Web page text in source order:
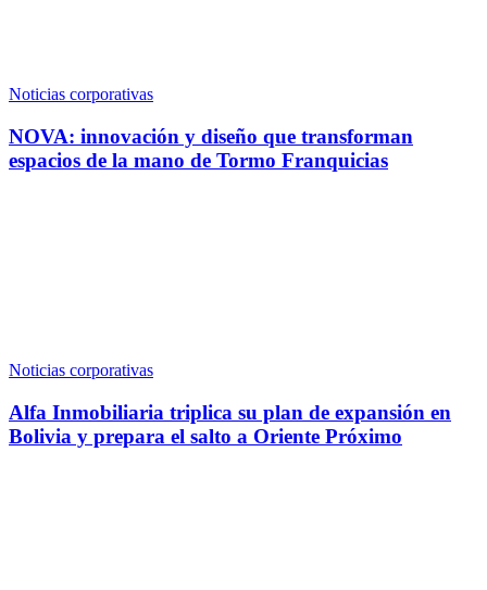
Noticias corporativas
NOVA: innovación y diseño que transforman
espacios de la mano de Tormo Franquicias
Noticias corporativas
Alfa Inmobiliaria triplica su plan de expansión en
Bolivia y prepara el salto a Oriente Próximo